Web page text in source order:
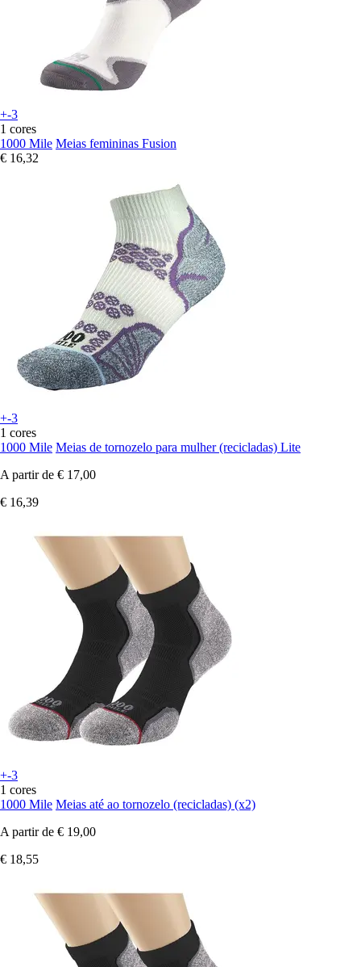
+-3
1 cores
1000 Mile Meias femininas Fusion
€ 16,32
+-3
1 cores
1000 Mile Meias de tornozelo para mulher (recicladas) Lite
A partir de € 17,00
€ 16,39
+-3
1 cores
1000 Mile Meias até ao tornozelo (recicladas) (x2)
A partir de € 19,00
€ 18,55